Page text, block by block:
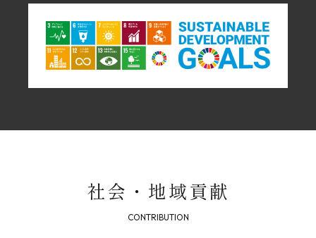
2012年
守山住宅展示場建替え
社会・地域貢献